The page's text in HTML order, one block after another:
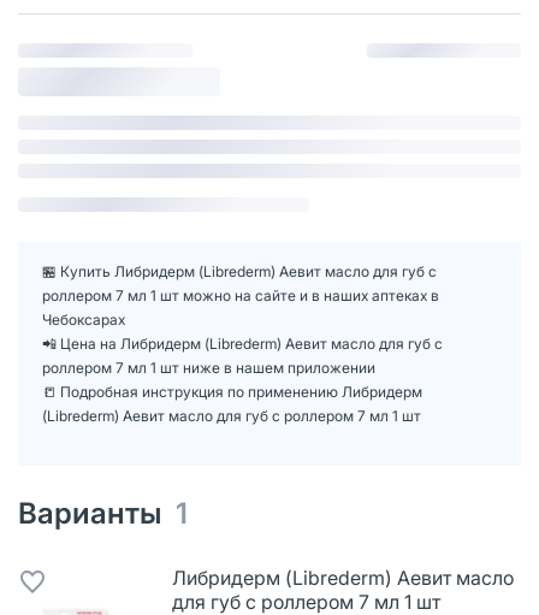
🏪 Купить Либридерм (Librederm) Аевит масло для губ с
роллером 7 мл 1 шт можно на сайте и в наших аптеках в
Чебоксарах
📲 Цена на Либридерм (Librederm) Аевит масло для губ с
роллером 7 мл 1 шт ниже в нашем приложении
📒 Подробная инструкция по применению Либридерм
(Librederm) Аевит масло для губ с роллером 7 мл 1 шт
Варианты 1
Либридерм (Librederm) Аевит масло
для губ с роллером 7 мл 1 шт